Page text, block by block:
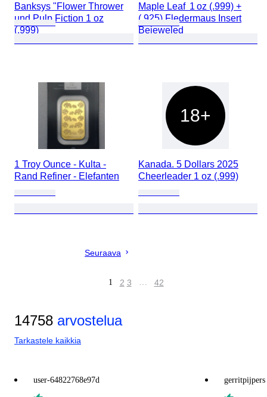
Banksys "Flower Thrower
und Pulp Fiction 1 oz
(.999)
Maple Leaf 1 oz (.999) +
(.925) Fledermaus Insert
Bejeweled
1 Troy Ounce - Kulta -
Rand Refiner - Elefanten
18+
Kanada. 5 Dollars 2025
Cheerleader 1 oz (.999)
Seuraava
1 2 3 … 42
14758 arvostelua
Tarkastele kaikkia
user-64822768e97d gerritpijpers